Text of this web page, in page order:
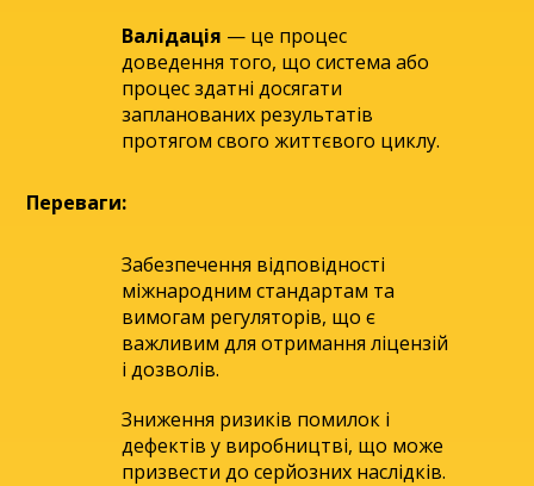
Валідація — це процес
доведення того, що система або
процес здатні досягати
запланованих результатів
протягом свого життєвого циклу.
Переваги:
Забезпечення відповідності
міжнародним стандартам та
вимогам регуляторів, що є
важливим для отримання ліцензій
і дозволів.
Зниження ризиків помилок і
дефектів у виробництві, що може
призвести до серйозних наслідків.